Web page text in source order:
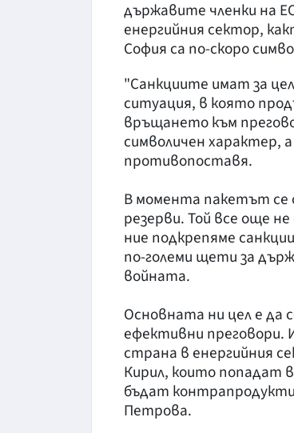
държавите членки на
енергийния сектор,
София са по-скоро
"Санкциите имат за
ситуация, в която
връщането към
символичен характер,
противопоставя.
В момента пакетът се
резерви. Той все още
ние подкрепяме
по-големи щети за
войната.
Основната ни цел е да
ефективни преговори.
страна в енергийния
Кирил, които попадат
бъдат
Петрова.